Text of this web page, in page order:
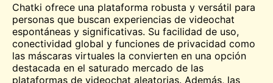
Chatki ofrece una plataforma robusta y versátil para
personas que buscan experiencias de videochat
espontáneas y significativas. Su facilidad de uso,
conectividad global y funciones de privacidad como
las máscaras virtuales la convierten en una opción
destacada en el saturado mercado de las
plataformas de videochat aleatorias. Además, las